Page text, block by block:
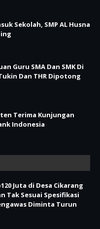
Sekolah, SMP AL Husna
Guru SMA Dan SMK Di
Dan THR Dipotong
Terima Kunjungan
Indonesia
Juta di Desa Cikarang
Tak Sesuai Spesifikasi
Diminta Turun